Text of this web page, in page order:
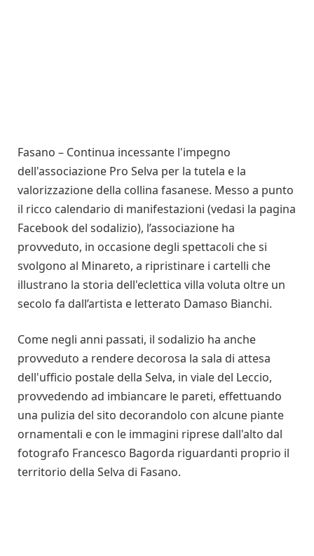
Fasano – Continua incessante l'impegno
dell'associazione Pro Selva per la tutela e la
valorizzazione della collina fasanese. Messo a punto
il ricco calendario di manifestazioni (vedasi la pagina
Facebook del sodalizio), l’associazione ha
provveduto, in occasione degli spettacoli che si
svolgono al Minareto, a ripristinare i cartelli che
illustrano la storia dell'eclettica villa voluta oltre un
secolo fa dall’artista e letterato Damaso Bianchi.
Come negli anni passati, il sodalizio ha anche
provveduto a rendere decorosa la sala di attesa
dell'ufficio postale della Selva, in viale del Leccio,
provvedendo ad imbiancare le pareti, effettuando
una pulizia del sito decorandolo con alcune piante
ornamentali e con le immagini riprese dall'alto dal
fotografo Francesco Bagorda riguardanti proprio il
territorio della Selva di Fasano.